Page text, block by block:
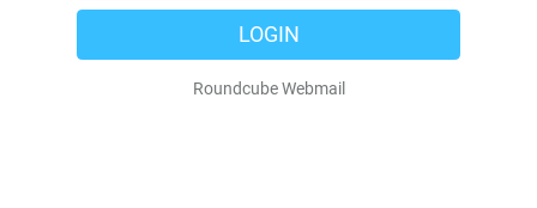
LOGIN
Roundcube Webmail